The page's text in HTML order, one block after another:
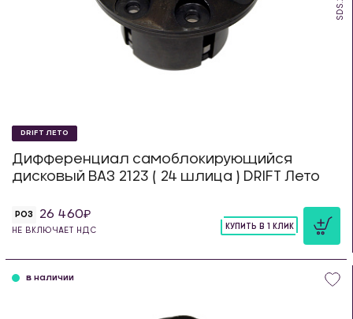
DRIFT ЛЕТО
Дифференциал самоблокирующийся
дисковый ВАЗ 2123 ( 24 шлица ) DRIFT Лето
РОЗ 26 460
НЕ ВКЛЮЧАЕТ НДС
КУПИТЬ В 1 КЛИК
в наличии